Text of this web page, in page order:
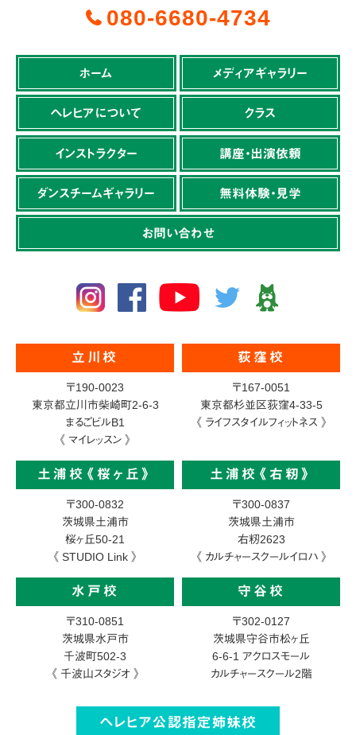
080-6680-4734
ホーム メディアギャラリー
ヘレヒアについて クラス
インストラクター 講座・出演依頼
ダンスチームギャラリー 無料体験・見学
お問い合わせ
立川校
〒190-0023
東京都立川市柴崎町2-6-3
まるごビルB1
《 マイレッスン 》
荻窪校
〒167-0051
東京都杉並区荻窪4-33-5
《 ライフスタイルフィットネス 》
土浦校《桜ヶ丘》
〒300-0832
茨城県土浦市
桜ヶ丘50-21
《 STUDIO Link 》
土浦校《右籾》
〒300-0837
茨城県土浦市
右籾2623
《 カルチャースクールイロハ 》
水戸校
〒310-0851
茨城県水戸市
千波町502-3
《 千波山スタジオ 》
守谷校
〒302-0127
茨城県守谷市松ヶ丘
6-6-1 アクロスモール
カルチャースクール2階